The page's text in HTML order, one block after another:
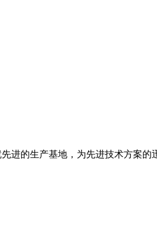
进的生产基地，为先进技术方案的